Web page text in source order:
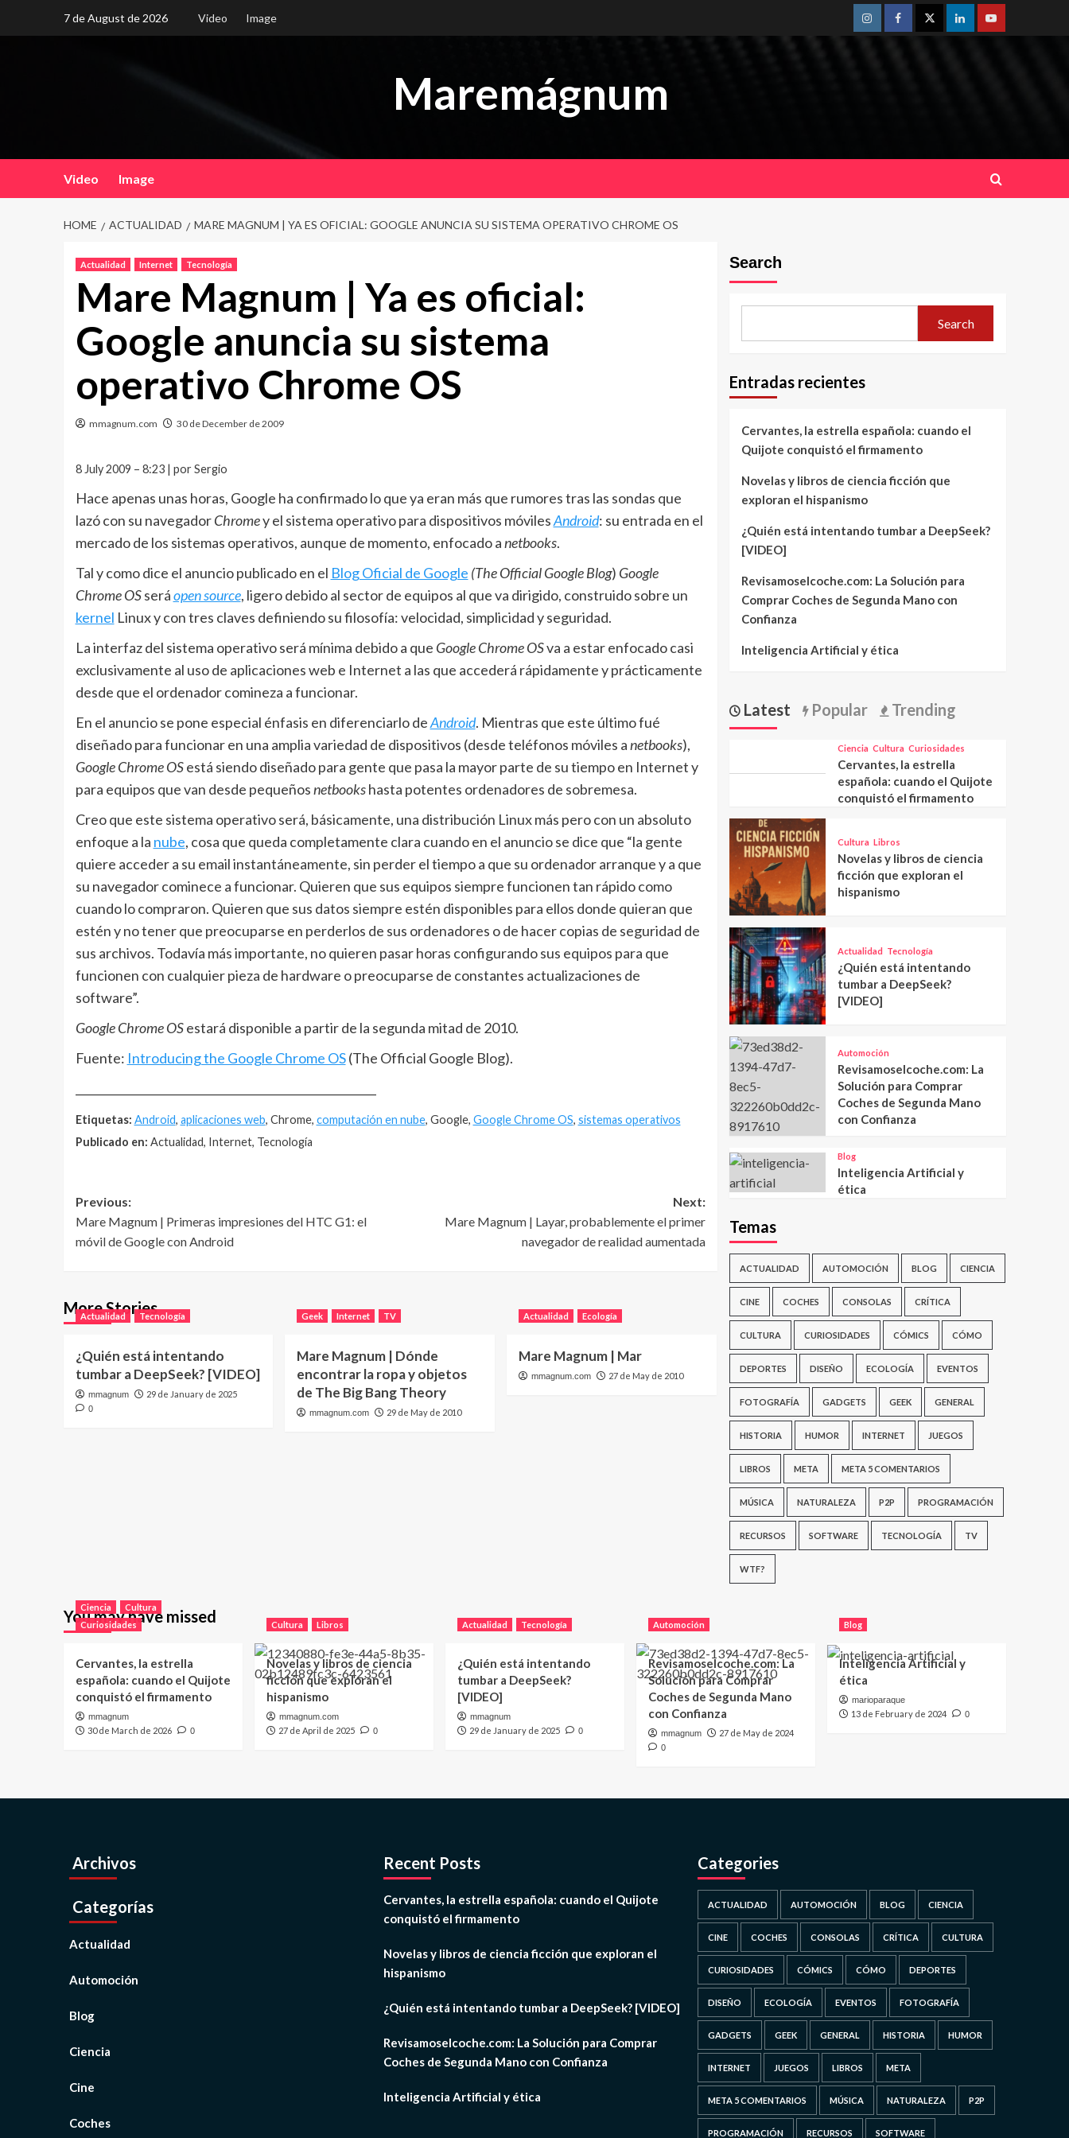
7 de August de 2026 Video Image
InstagramFacebookTwitterLinkedinYoutube
Maremágnum
Video Image
HOME ACTUALIDAD MARE MAGNUM | YA ES OFICIAL: GOOGLE ANUNCIA SU SISTEMA OPERATIVO CHROME OS
Actualidad Internet Tecnología
Mare Magnum | Ya es oficial:
Google anuncia su sistema
operativo Chrome OS
mmagnum.com 30 de December de 2009
8 July 2009 – 8:23 | por Sergio
Hace apenas unas horas, Google ha confirmado lo que ya eran más que rumores tras las sondas que
lazó con su navegadorChromey el sistema operativo para dispositivos móvilesAndroid: su entrada en el
mercado de los sistemas operativos, aunque de momento, enfocado anetbooks.
Tal y como dice el anuncio publicado en el Blog Oficial de Google (The Official Google Blog) Google
Chrome OSseráopen source, ligero debido al sector de equipos al que va dirigido, construido sobre un
kernel Linux y con tres claves definiendo su filosofía: velocidad, simplicidad y seguridad.
La interfaz del sistema operativo será mínima debido a que Google Chrome OSva a estar enfocado casi
exclusivamente al uso de aplicaciones web e Internet a las que accederá rápidamente y prácticamente
desde que el ordenador comineza a funcionar.
En el anuncio se pone especial énfasis en diferenciarlo deAndroid. Mientras que este último fué
diseñado para funcionar en una amplia variedad de dispositivos (desde teléfonos móviles anetbooks),
Google Chrome OSestá siendo diseñado para gente que pasa la mayor parte de su tiempo en Internet y
para equipos que van desde pequeñosnetbookshasta potentes ordenadores de sobremesa.
Creo que este sistema operativo será, básicamente, una distribución Linux más pero con un absoluto
enfoque a la nube, cosa que queda completamente clara cuando en el anuncio se dice que “la gente
quiere acceder a su email instantáneamente, sin perder el tiempo a que su ordenador arranque y a que
su navegador cominece a funcionar. Quieren que sus equipos siempre funcionen tan rápido como
cuando lo compraron. Quieren que sus datos siempre estén disponibles para ellos donde quieran que
estén y no tener que preocuparse en perderlos de sus ordenadores o de hacer copias de seguridad de
sus archivos. Todavía más importante, no quieren pasar horas configurando sus equipos para que
funcionen con cualquier pieza de hardware o preocuparse de constantes actualizaciones de
software”.
Google Chrome OSestará disponible a partir de la segunda mitad de 2010.
Fuente: Introducing the Google Chrome OS(The Official Google Blog).
Etiquetas: Android, aplicaciones web, Chrome, computación en nube, Google, Google Chrome OS, sistemas operativos
Publicado en: Actualidad, Internet, Tecnología
Post
navigation
Previous:
Mare Magnum | Primeras impresiones del HTC G1: el
móvil de Google con Android
Next:
Mare Magnum | Layar, probablemente el primer
navegador de realidad aumentada
More Stories
Actualidad Tecnología
¿Quién está intentando
tumbar a DeepSeek? [VIDEO]
mmagnum 29 de January de 2025
0
Geek Internet TV
Mare Magnum | Dónde
encontrar la ropa y objetos
de The Big Bang Theory
mmagnum.com 29 de May de 2010
Actualidad Ecología
Mare Magnum | Mar
mmagnum.com 27 de May de 2010
Search
Search
Entradas recientes
Cervantes, la estrella española: cuando el
Quijote conquistó el firmamento
Novelas y libros de ciencia ficción que
exploran el hispanismo
¿Quién está intentando tumbar a DeepSeek?
[VIDEO]
Revisamoselcoche.com: La Solución para
Comprar Coches de Segunda Mano con
Confianza
Inteligencia Artificial y ética
Latest Popular Trending
Ciencia Cultura Curiosidades
Cervantes, la estrella
española: cuando el Quijote
conquistó el firmamento
Cultura Libros
Novelas y libros de ciencia
ficción que exploran el
hispanismo
Actualidad Tecnología
¿Quién está intentando
tumbar a DeepSeek?
[VIDEO]
Automoción
Revisamoselcoche.com: La
Solución para Comprar
Coches de Segunda Mano
con Confianza
Blog
Inteligencia Artificial y
ética
Temas
ACTUALIDAD AUTOMOCIÓN BLOG CIENCIA
CINE COCHES CONSOLAS CRÍTICA
CULTURA CURIOSIDADES CÓMICS CÓMO
DEPORTES DISEÑO ECOLOGÍA EVENTOS
FOTOGRAFÍA GADGETS GEEK GENERAL
HISTORIA HUMOR INTERNET JUEGOS
LIBROS META META 5 COMENTARIOS
MÚSICA NATURALEZA P2P PROGRAMACIÓN
RECURSOS SOFTWARE TECNOLOGÍA TV
WTF?
You may have missed
Ciencia
Cultura
Curiosidades
Cervantes, la estrella
española: cuando el Quijote
conquistó el firmamento
mmagnum
30 de March de 2026 0
Cultura Libros
Novelas y libros de ciencia
ficción que exploran el
hispanismo
mmagnum.com
27 de April de 2025 0
Actualidad Tecnología
¿Quién está intentando
tumbar a DeepSeek?
[VIDEO]
mmagnum
29 de January de 2025 0
Automoción
Revisamoselcoche.com: La
Solución para Comprar
Coches de Segunda Mano
con Confianza
mmagnum 27 de May de 2024
0
Blog
Inteligencia Artificial y
ética
marioparaque
13 de February de 2024 0
Archivos
Categorías
Actualidad
Automoción
Blog
Ciencia
Cine
Coches
Recent Posts
Cervantes, la estrella española: cuando el Quijote
conquistó el firmamento
Novelas y libros de ciencia ficción que exploran el
hispanismo
¿Quién está intentando tumbar a DeepSeek? [VIDEO]
Revisamoselcoche.com: La Solución para Comprar
Coches de Segunda Mano con Confianza
Inteligencia Artificial y ética
Categories
ACTUALIDAD AUTOMOCIÓN BLOG CIENCIA
CINE COCHES CONSOLAS CRÍTICA CULTURA
CURIOSIDADES CÓMICS CÓMO DEPORTES
DISEÑO ECOLOGÍA EVENTOS FOTOGRAFÍA
GADGETS GEEK GENERAL HISTORIA HUMOR
INTERNET JUEGOS LIBROS META
META 5 COMENTARIOS MÚSICA NATURALEZA P2P
PROGRAMACIÓN RECURSOS SOFTWARE